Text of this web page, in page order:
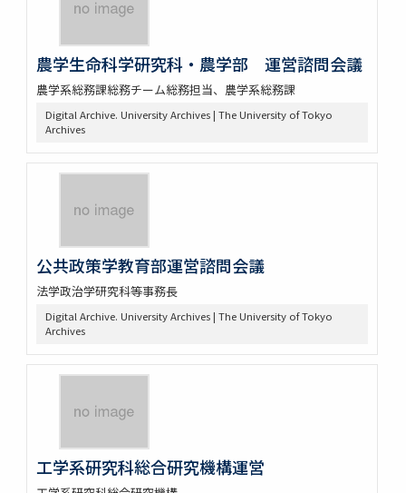
農学生命科学研究科・農学部 運営諮問会議
農学系総務課総務チーム総務担当、農学系総務課
Digital Archive. University Archives | The University of Tokyo
Archives
公共政策学教育部運営諮問会議
法学政治学研究科等事務長
Digital Archive. University Archives | The University of Tokyo
Archives
工学系研究科総合研究機構運営